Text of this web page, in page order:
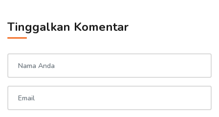
Tinggalkan Komentar